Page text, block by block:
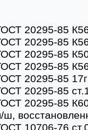
20295-85
20295-85
20295-85
20295-85
20295-85
20295-85
20295-85
ш,